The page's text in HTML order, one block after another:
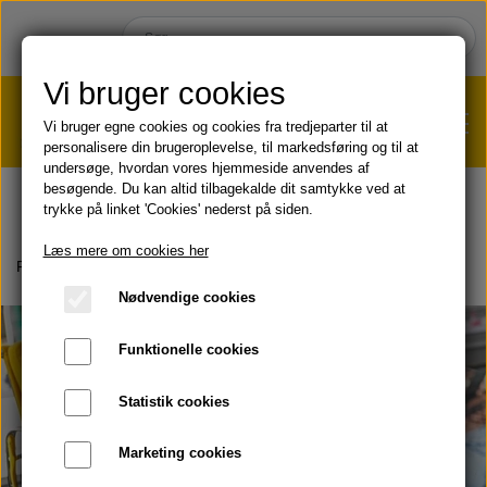
HJEM
Læbepomade
KOST & VELVÆRE
SOMMER & SOL 😎
VÆGTTAB?KLIK HER!
Forside
Vi bruger cookies
Vi bruger egne cookies og cookies fra tredjeparter til at
personalisere din brugeroplevelse, til markedsføring og til at
undersøge, hvordan vores hjemmeside anvendes af
besøgende. Du kan altid tilbagekalde dit samtykke ved at
trykke på linket 'Cookies' nederst på siden.
Læs mere om cookies her
Nødvendige cookies
Funktionelle cookies
Statistik cookies
Marketing cookies